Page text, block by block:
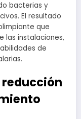
bacterias y
El resultado
que
las instalaciones,
de